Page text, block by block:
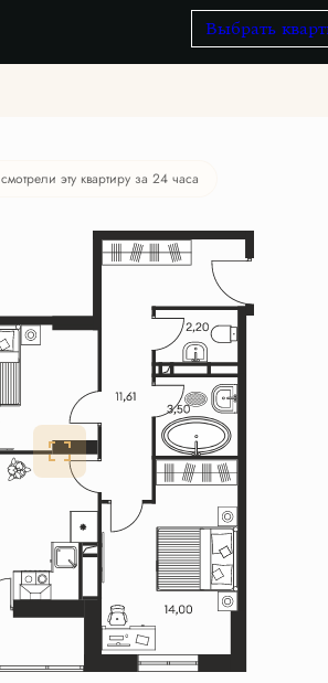
Выбрать
смотрели эту квартиру за 24 часа